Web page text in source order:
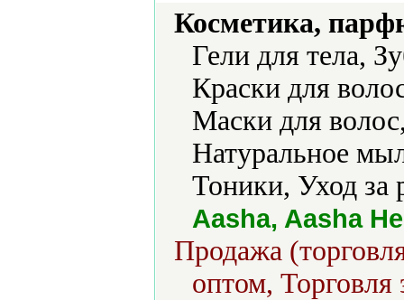
Косметика,
Гели для тела,
Краски для
Маски для
Натуральное
Тоники, Уход
Aasha, Aasha
Продажа
оптом, Торговля